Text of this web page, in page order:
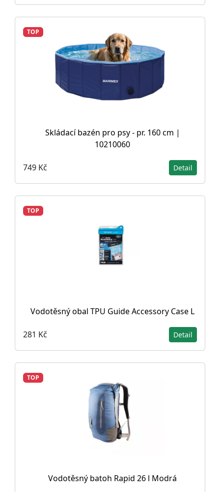
TOP
Skládací bazén pro psy - pr. 160 cm |
10210060
749 Kč Detail
TOP
Vodotěsný obal TPU Guide Accessory Case L
281 Kč Detail
TOP
Vodotěsný batoh Rapid 26 l Modrá